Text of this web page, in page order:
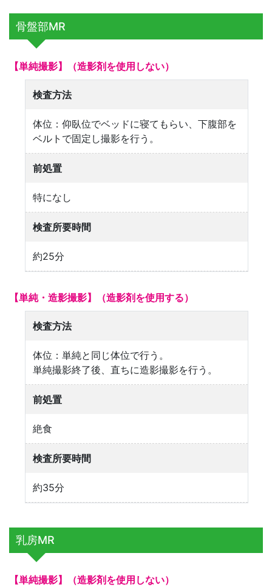
骨盤部MR
【単純撮影】（造影剤を使用しない）
検査方法
体位：仰臥位でベッドに寝てもらい、下腹部を
ベルトで固定し撮影を行う。
前処置
特になし
検査所要時間
約25分
【単純・造影撮影】（造影剤を使用する）
検査方法
体位：単純と同じ体位で行う。
単純撮影終了後、直ちに造影撮影を行う。
前処置
絶食
検査所要時間
約35分
乳房MR
【単純撮影】（造影剤を使用しない）